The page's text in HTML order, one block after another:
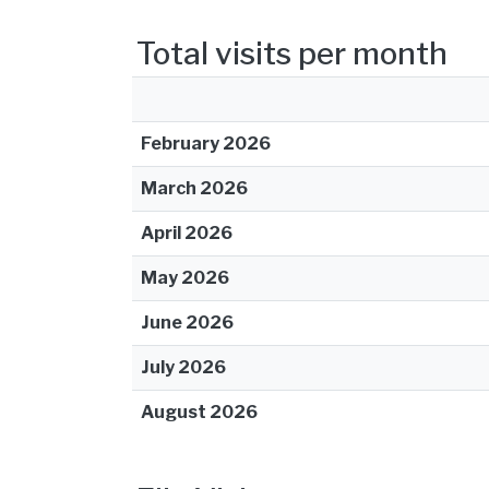
Total visits per month
February 2026
March 2026
April 2026
May 2026
June 2026
July 2026
August 2026